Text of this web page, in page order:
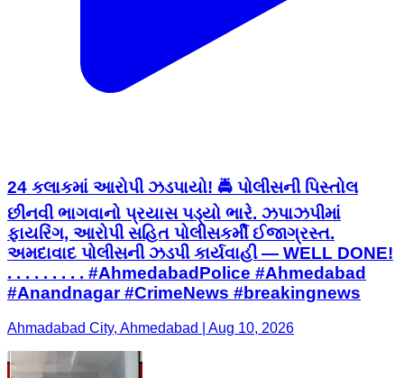
24 કલાકમાં આરોપી ઝડપાયો! 🚔 પોલીસની પિસ્તોલ
છીનવી ભાગવાનો પ્રયાસ પડ્યો ભારે. ઝપાઝપીમાં
ફાયરિંગ, આરોપી સહિત પોલીસકર્મી ઈજાગ્રસ્ત.
અમદાવાદ પોલીસની ઝડપી કાર્યવાહી — WELL DONE!
. . . . . . . . . #AhmedabadPolice #Ahmedabad
#Anandnagar #CrimeNews #breakingnews
Ahmadabad City, Ahmedabad | Aug 10, 2026